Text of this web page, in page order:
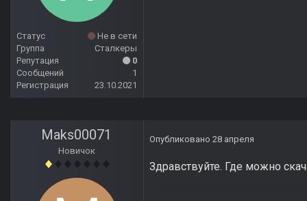
Статус
Не в сети
Группа
Сталкеры
Репутация
0
Сообщений
1
Регистрация
23.10.2021
Maks00071
Новичок
Опубликовано 28 апреля
Здравствуйте. Где можно